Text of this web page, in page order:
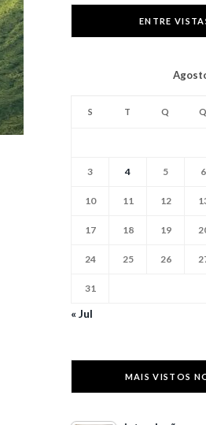
ENTRE
S T Q Q
3 4 5 6
10 11 12
17 18 19
24 25 26
31
« Jul
MAIS VISTOS